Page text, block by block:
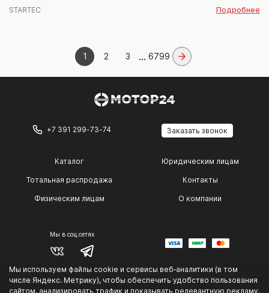
STARTEC
Подробнее
1 2 3 ... 6799
Мы используем файлы cookie и сервисы веб‑аналитики (в том
числе Яндекс. Метрику), чтобы обеспечить удобство пользования
сайтом, анализировать трафик и показывать релевантную рекламу.
+7 391 299-73-74 Заказать звонок
Каталог
Тотальная распродажа
Физическим лицам
Юридическим лицам
Контакты
О компании
Мы в соц.сетях
Политика конфиденциальности © 2014 — 2026 г.
.